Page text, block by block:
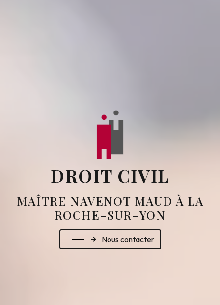
DROIT CIVIL
MAÎTRE NAVENOT MAUD À LA
ROCHE-SUR-YON
Nous contacter